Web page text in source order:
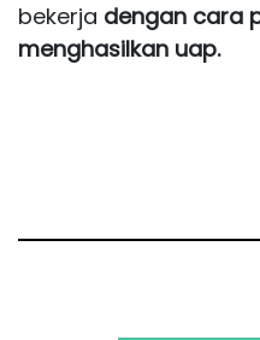
bekerja dengan cara
menghasilkan uap.